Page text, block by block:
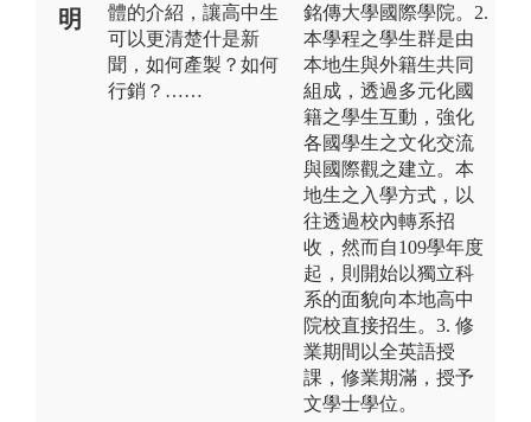
明
體的介紹，讓高中生
可以更清楚什是新
聞，如何產製？如何
行銷？……
銘傳大學國際學院。2.
本學程之學生群是由
本地生與外籍生共同
組成，透過多元化國
籍之學生互動，強化
各國學生之文化交流
與國際觀之建立。本
地生之入學方式，以
往透過校內轉系招
收，然而自109學年度
起，則開始以獨立科
系的面貌向本地高中
院校直接招生。3. 修
業期間以全英語授
課，修業期滿，授予
文學士學位。